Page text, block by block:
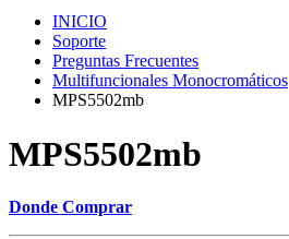
INICIO
Soporte
Preguntas Frecuentes
Multifuncionales Monocromáticos
MPS5502mb
MPS5502mb
Donde Comprar